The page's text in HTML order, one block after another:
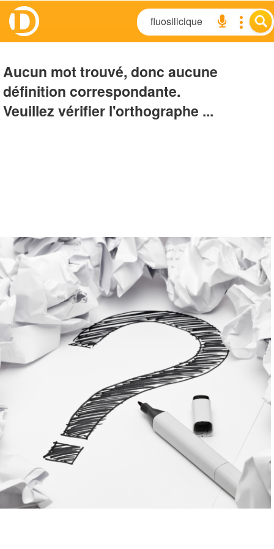
Aucun mot trouvé, donc aucune
définition correspondante.
Veuillez vérifier l'orthographe ...